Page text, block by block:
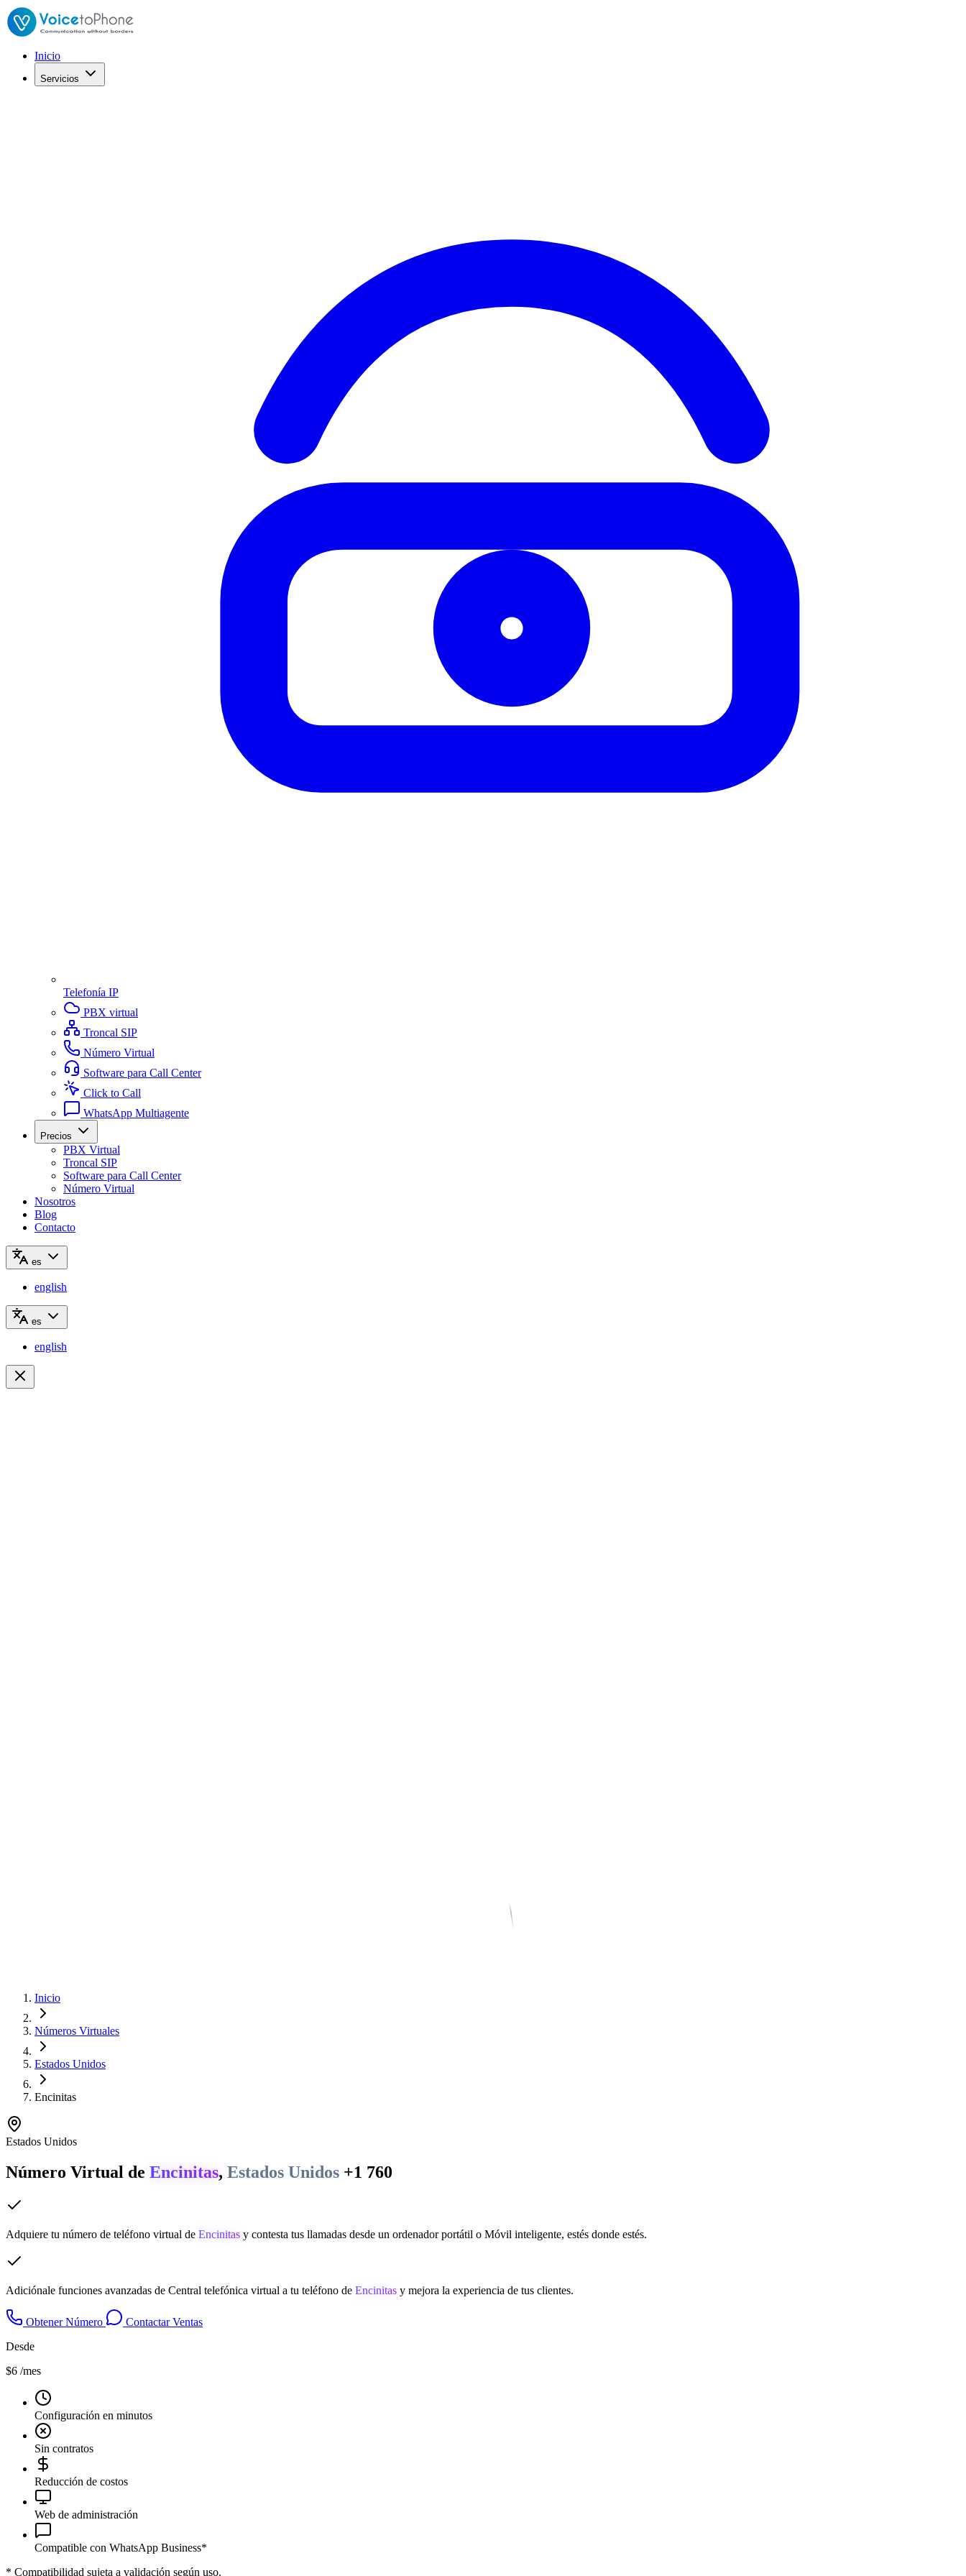
Inicio
Servicios
Telefonía IP
PBX virtual
Troncal SIP
Número Virtual
Software para Call Center
Click to Call
WhatsApp Multiagente
Precios
PBX Virtual
Troncal SIP
Software para Call Center
Número Virtual
Nosotros
Blog
Contacto
es
english
es
english
Inicio
Números Virtuales
Estados Unidos
Encinitas
Estados Unidos
Número Virtual de Encinitas, Estados Unidos +1 760
Adquiere tu número de teléfono virtual de Encinitas y contesta tus llamadas desde un ordenador portátil o Móvil inteligente, estés donde estés.
Adiciónale funciones avanzadas de Central telefónica virtual a tu teléfono de Encinitas y mejora la experiencia de tus clientes.
Obtener Número
Contactar Ventas
Desde
$6 /mes
Configuración en minutos
Sin contratos
Reducción de costos
Web de administración
Compatible con WhatsApp Business*
* Compatibilidad sujeta a validación según uso.